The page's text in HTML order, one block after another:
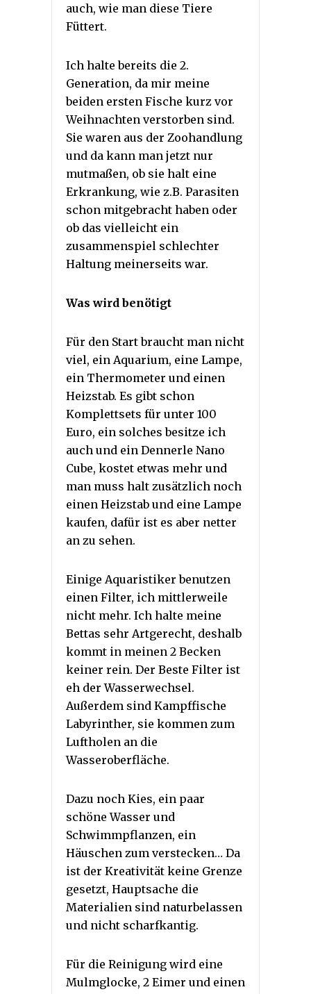
auch, wie man diese Tiere
Füttert.
Ich halte bereits die 2.
Generation, da mir meine
beiden ersten Fische kurz vor
Weihnachten verstorben sind.
Sie waren aus der Zoohandlung
und da kann man jetzt nur
mutmaßen, ob sie halt eine
Erkrankung, wie z.B. Parasiten
schon mitgebracht haben oder
ob das vielleicht ein
zusammenspiel schlechter
Haltung meinerseits war.
Was wird benötigt
Für den Start braucht man nicht
viel, ein Aquarium, eine Lampe,
ein Thermometer und einen
Heizstab. Es gibt schon
Komplettsets für unter 100
Euro, ein solches besitze ich
auch und ein Dennerle Nano
Cube, kostet etwas mehr und
man muss halt zusätzlich noch
einen Heizstab und eine Lampe
kaufen, dafür ist es aber netter
an zu sehen.
Einige Aquaristiker benutzen
einen Filter, ich mittlerweile
nicht mehr. Ich halte meine
Bettas sehr Artgerecht, deshalb
kommt in meinen 2 Becken
keiner rein. Der Beste Filter ist
eh der Wasserwechsel.
Außerdem sind Kampffische
Labyrinther, sie kommen zum
Luftholen an die
Wasseroberfläche.
Dazu noch Kies, ein paar
schöne Wasser und
Schwimmpflanzen, ein
Häuschen zum verstecken… Da
ist der Kreativität keine Grenze
gesetzt, Hauptsache die
Materialien sind naturbelassen
und nicht scharfkantig.
Für die Reinigung wird eine
Mulmglocke, 2 Eimer und einen